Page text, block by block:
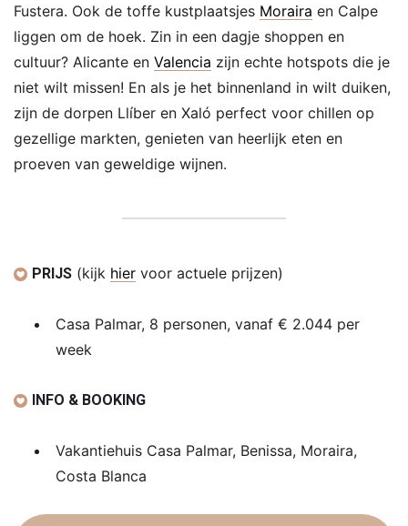
Fustera. Ook de toffe kustplaatsjes Moraira en Calpe
liggen om de hoek. Zin in een dagje shoppen en
cultuur? Alicante en Valencia zijn echte hotspots die je
niet wilt missen! En als je het binnenland in wilt duiken,
zijn de dorpen Llíber en Xaló perfect voor chillen op
gezellige markten, genieten van heerlijk eten en
proeven van geweldige wijnen.
PRIJS (kijk hier voor actuele prijzen)
Casa Palmar, 8 personen, vanaf € 2.044 per
week
INFO & BOOKING
Vakantiehuis Casa Palmar, Benissa, Moraira,
Costa Blanca